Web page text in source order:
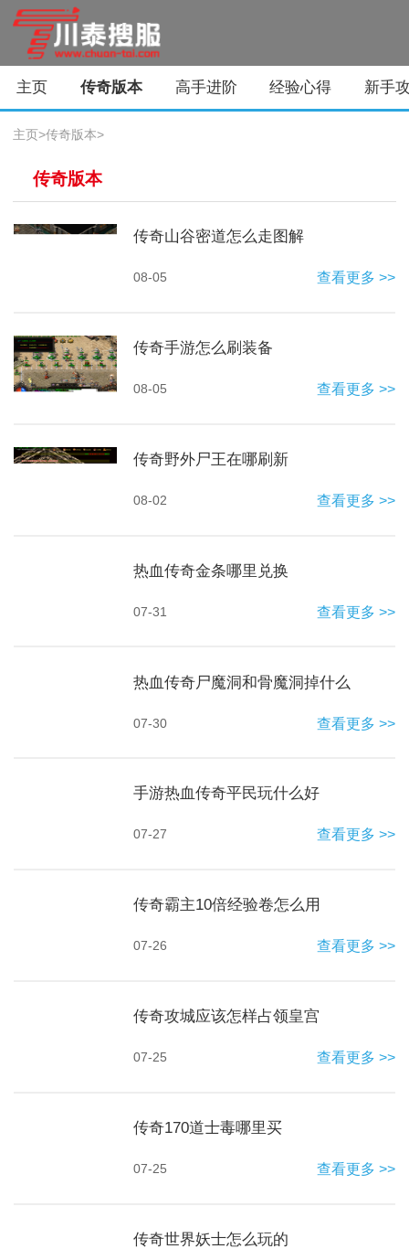
主页 传奇版本 高手进阶 经验心得 新手
主页>传奇版本>
传奇版本
传奇山谷密道怎么走图解
08-05 查看更多 >>
传奇手游怎么刷装备
08-05 查看更多 >>
传奇野外尸王在哪刷新
08-02 查看更多 >>
热血传奇金条哪里兑换
07-31 查看更多 >>
热血传奇尸魔洞和骨魔洞掉什么
07-30 查看更多 >>
手游热血传奇平民玩什么好
07-27 查看更多 >>
传奇霸主10倍经验卷怎么用
07-26 查看更多 >>
传奇攻城应该怎样占领皇宫
07-25 查看更多 >>
传奇170道士毒哪里买
07-25 查看更多 >>
传奇世界妖士怎么玩的